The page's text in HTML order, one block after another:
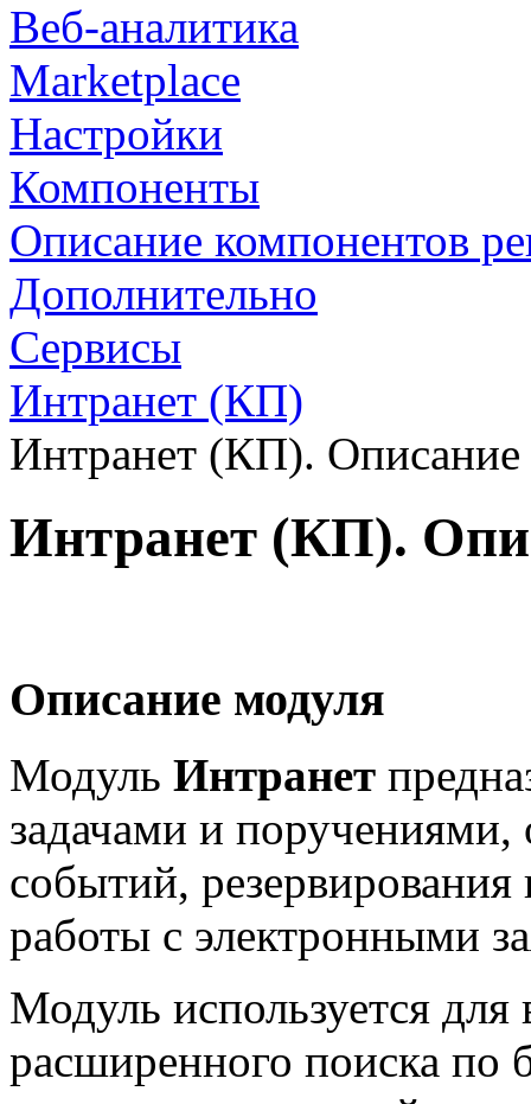
Веб-аналитика
Marketplace
Настройки
Компоненты
Описание компонентов
Дополнительно
Сервисы
Интранет (КП)
Интранет (КП). Описание
Интранет (КП).
Описание модуля
Модуль Интранет
задачами и поручениями,
событий,
работы с электронными
Модуль используется
расширенного поиска по